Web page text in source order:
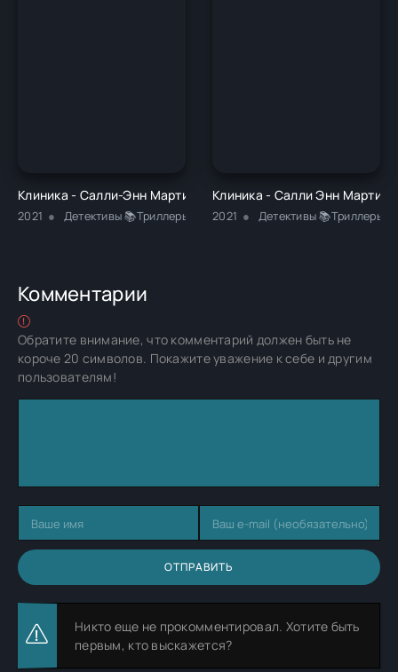
Клиника - Салли-Энн Мартин
2021 Детективы 📚Триллеры
Клиника - Салли Энн Мартин
2021 Детективы 📚Триллеры
Комментарии
Обратите внимание, что комментарий должен быть не
короче 20 символов. Покажите уважение к себе и другим
пользователям!
ОТПРАВИТЬ
Никто еще не прокомментировал. Хотите быть
первым, кто выскажется?